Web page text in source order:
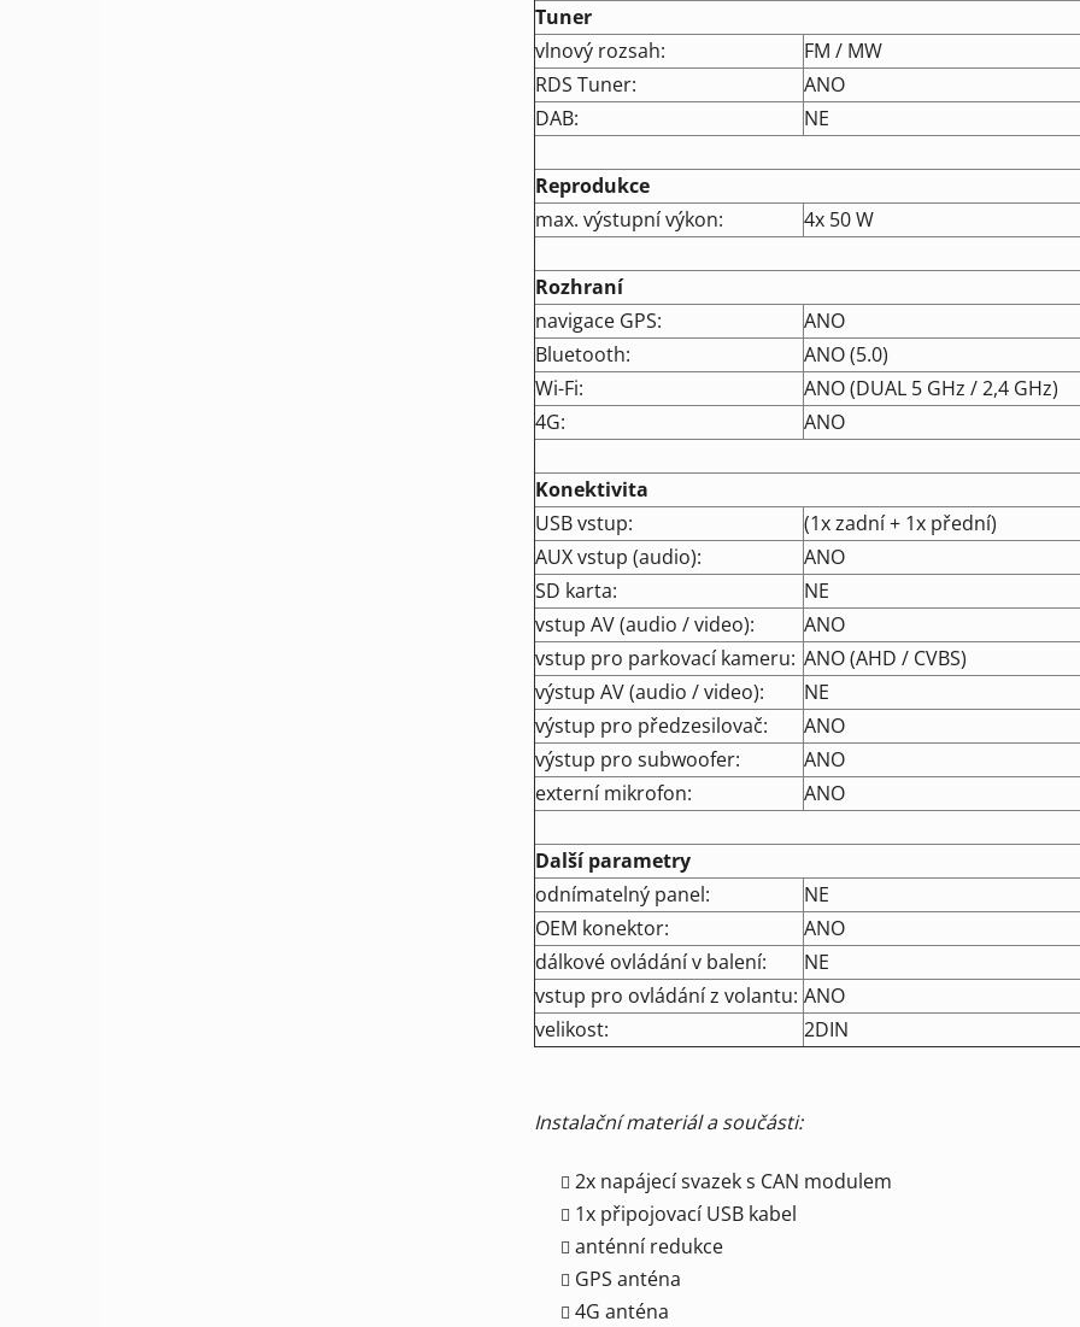
Tuner
vlnový rozsah:
FM / MW
RDS Tuner:
ANO
DAB:
NE
Reprodukce
max. výstupní výkon:
4x 50 W
Rozhraní
navigace GPS:
ANO
Bluetooth:
ANO (5.0)
Wi-Fi:
ANO (DUAL 5 GHz / 2,4 GHz)
4G:
ANO
Konektivita
USB vstup:
(1x zadní + 1x přední)
AUX vstup (audio):
ANO
SD karta:
NE
vstup AV (audio / video):
ANO
vstup pro parkovací kameru: ANO (AHD / CVBS)
výstup AV (audio / video):
NE
výstup pro předzesilovač:
ANO
výstup pro subwoofer:
ANO
externí mikrofon:
ANO
Další parametry
odnímatelný panel:
NE
OEM konektor:
ANO
dálkové ovládání v balení:
NE
vstup pro ovládání z volantu: ANO
velikost:
2DIN
Instalační materiál a součásti:
2x napájecí svazek s CAN modulem
1x připojovací USB kabel
anténní redukce
GPS anténa
4G anténa